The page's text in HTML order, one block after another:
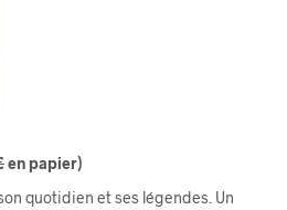
en papier)
quotidien et ses légendes. Un